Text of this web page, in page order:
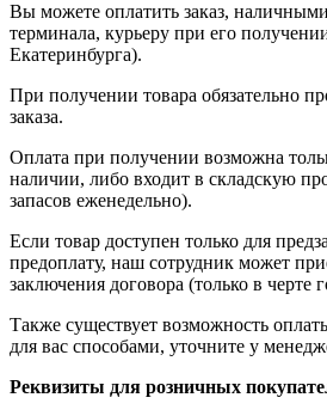
Вы можете оплатить заказ,
терминала, курьеру при его
Екатеринбурга).
При получении товара обязательно
заказа.
Оплата при получении возможна
наличии, либо входит в складскую
запасов еженедельно).
Если товар доступен только для
предоплату, наш сотрудник может
заключения договора (только в черте
Также существует возможность
для вас способами, уточните у
Реквизиты для розничных